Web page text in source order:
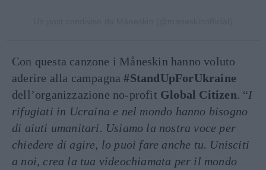
Con questa canzone i Måneskin hanno voluto
aderire alla campagna #StandUpForUkraine
dell’organizzazione no-profit Global Citizen. “I
rifugiati in Ucraina e nel mondo hanno bisogno
di aiuti umanitari. Usiamo la nostra voce per
chiedere di agire, lo puoi fare anche tu. Unisciti
a noi, crea la tua videochiamata per il mondo